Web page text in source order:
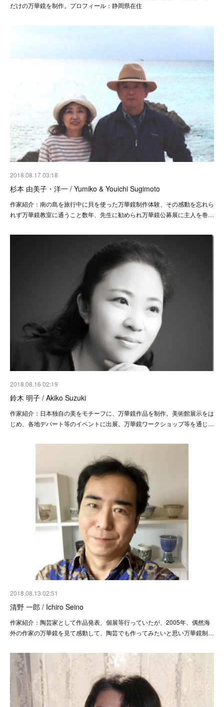
だけの万華鏡を制作。プロフィール：静岡県在住
2018.08.17 03:18
杉本 由美子・洋一 / Yumiko & Youichi Sugimoto
作家紹介：南の島を旅行中に貝を使った万華鏡制作体験、その感動を忘れら
れず万華鏡教室に通うこと数年、先生に勧められ万華鏡公募展に主人を巻…
2018.08.16 02:19
鈴木 明子 / Akiko Suzuki
作家紹介：日本独自の美をモチーフに、万華鏡作品を制作。美術館展示をは
じめ、各地デパート等のイベントに出展。万華鏡ワークショップ等を通じ…
2018.08.13 02:51
清野 一郎 / Ichiro Seino
作家紹介：陶芸家として作品発表、個展等行っていたが、2005年、偶然海
外の作家の万華鏡を見て感動して、陶芸でも作ってみたいと思い万華鏡制…